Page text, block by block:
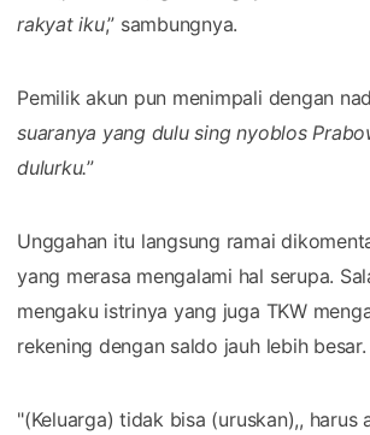
rakyat iku,” sambungnya.
Pemilik akun pun menimpali dengan
suaranya yang dulu sing nyoblos
dulurku.”
Unggahan itu langsung ramai
yang merasa mengalami hal serupa.
mengaku istrinya yang juga TKW
rekening dengan saldo jauh lebih besar.
"(Keluarga) tidak bisa (uruskan),, harus